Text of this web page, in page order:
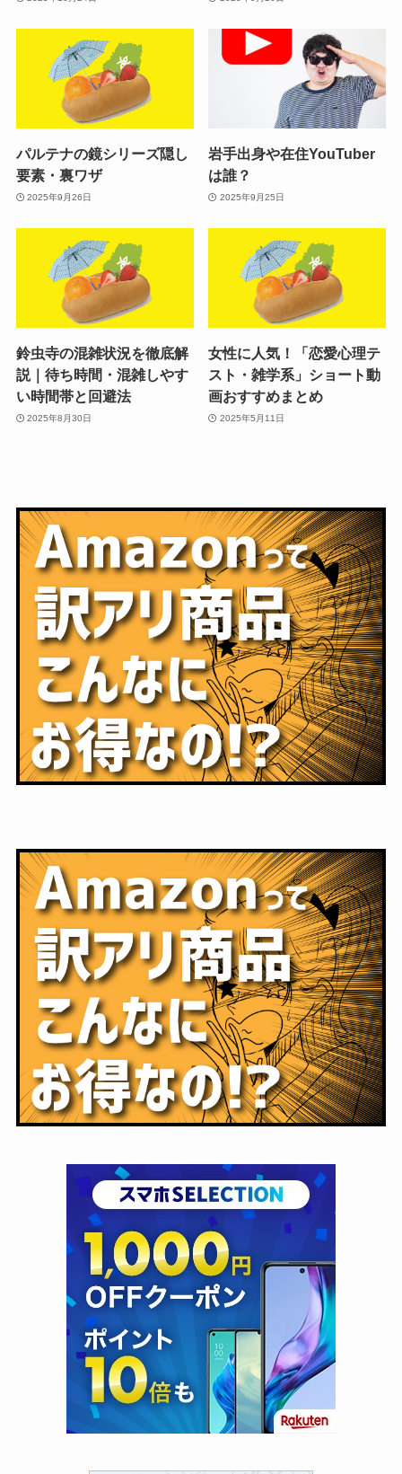
パルテナの鏡シリーズ隠し
要素・裏ワザ
2025年9月26日
岩手出身や在住YouTuber
は誰？
2025年9月25日
鈴虫寺の混雑状況を徹底解
説｜待ち時間・混雑しやす
い時間帯と回避法
2025年8月30日
女性に人気！「恋愛心理テ
スト・雑学系」ショート動
画おすすめまとめ
2025年5月11日